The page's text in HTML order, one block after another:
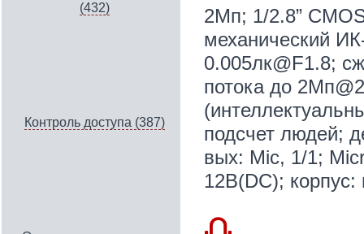
(432)
Контроль доступа (387)
2Мп; 1/2.8”
механический
0.005лк@F1.8;
потока до
подсчет людей;
вых: Mic, 1/1;
12В(DC);